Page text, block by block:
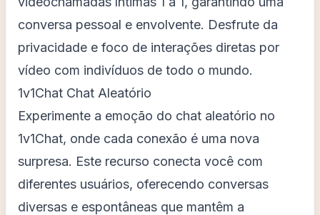
conversa pessoal e envolvente. Desfrute da
privacidade e foco de interações diretas por
vídeo com indivíduos de todo o mundo.
1v1Chat Chat Aleatório
Experimente a emoção do chat aleatório no
1v1Chat, onde cada conexão é uma nova
surpresa. Este recurso conecta você com
diferentes usuários, oferecendo conversas
diversas e espontâneas que mantêm a